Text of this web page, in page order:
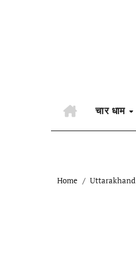
चार धाम
Home Uttarakhand